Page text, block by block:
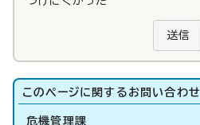
送信
このページに関する お問い合わせ
危機管理課